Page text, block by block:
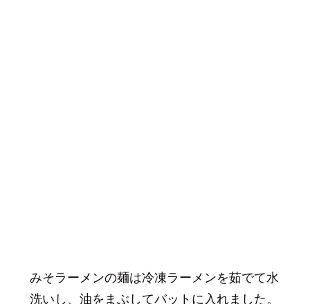
みそラーメンの麺は冷凍ラーメンを茹でて水
洗いし、油をまぶしてバットに入れました。